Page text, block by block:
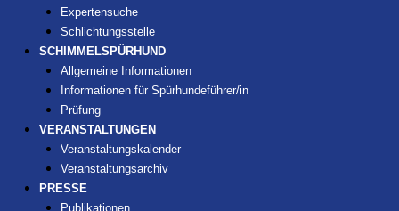
Expertensuche
Schlichtungsstelle
SCHIMMELSPÜRHUND
Allgemeine Informationen
Informationen für Spürhundeführer/in
Prüfung
VERANSTALTUNGEN
Veranstaltungskalender
Veranstaltungsarchiv
PRESSE
Publikationen